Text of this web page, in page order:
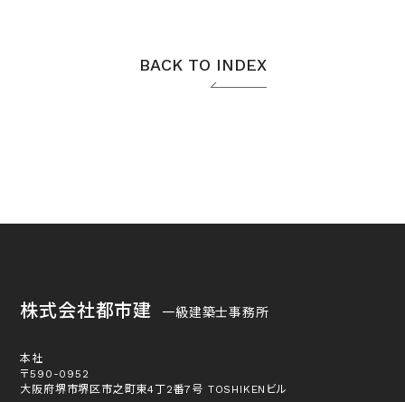
BACK TO INDEX
株式会社都市建 一級建築士事務所
本社
〒590-0952
大阪府堺市堺区市之町東4丁2番7号 TOSHIKENビル